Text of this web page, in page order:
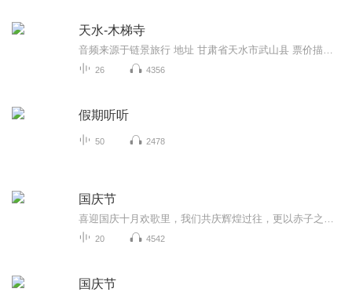
天水-木梯寺
26 4356
假期听听
50 2478
国庆节
20 4542
国庆节